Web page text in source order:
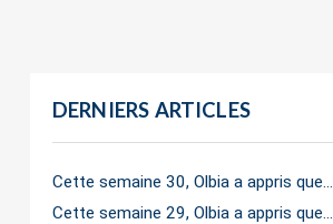
DERNIERS ARTICLES
Cette semaine 30, Olbia a appris que…
Cette semaine 29, Olbia a appris que…